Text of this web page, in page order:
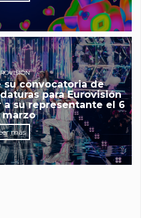
su convocatoria de
para Eurovisión
su representante el 6
más